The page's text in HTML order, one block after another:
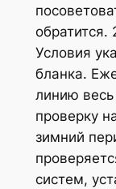
Условия
бланка.
линию
проверку
зимний
систем,